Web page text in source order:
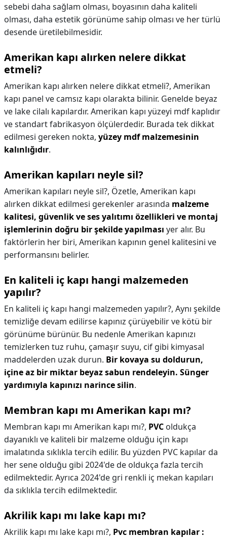
sebebi daha sağlam olması, boyasının daha kaliteli
olması, daha estetik görünüme sahip olması ve her türlü
desende üretilebilmesidir.
Amerikan kapı alırken nelere dikkat
etmeli?
Amerikan kapı alırken nelere dikkat etmeli?, Amerikan
kapı panel ve camsız kapı olarakta bilinir. Genelde beyaz
ve lake cilalı kapılardır. Amerikan kapı yüzeyi mdf kaplıdır
ve standart fabrikasyon ölçülerdedir. Burada tek dikkat
edilmesi gereken nokta, yüzey mdf malzemesinin
kalınlığıdır.
Amerikan kapıları neyle sil?
Amerikan kapıları neyle sil?, Özetle, Amerikan kapı
alırken dikkat edilmesi gerekenler arasında malzeme
kalitesi, güvenlik ve ses yalıtımı özellikleri ve montaj
işlemlerinin doğru bir şekilde yapılması yer alır. Bu
faktörlerin her biri, Amerikan kapının genel kalitesini ve
performansını belirler.
En kaliteli iç kapı hangi malzemeden
yapılır?
En kaliteli iç kapı hangi malzemeden yapılır?, Aynı şekilde
temizliğe devam edilirse kapınız çürüyebilir ve kötü bir
görünüme bürünür. Bu nedenle Amerikan kapınızı
temizlerken tuz ruhu, çamaşır suyu, cif gibi kimyasal
maddelerden uzak durun. Bir kovaya su doldurun,
içine az bir miktar beyaz sabun rendeleyin. Sünger
yardımıyla kapınızı narince silin.
Membran kapı mı Amerikan kapı mı?
Membran kapı mı Amerikan kapı mı?, PVC oldukça
dayanıklı ve kaliteli bir malzeme olduğu için kapı
imalatında sıklıkla tercih edilir. Bu yüzden PVC kapılar da
her sene olduğu gibi 2024'de de oldukça fazla tercih
edilmektedir. Ayrıca 2024'de gri renkli iç mekan kapıları
da sıklıkla tercih edilmektedir.
Akrilik kapı mı lake kapı mı?
Akrilik kapı mı lake kapı mı?, Pvc membran kapılar :